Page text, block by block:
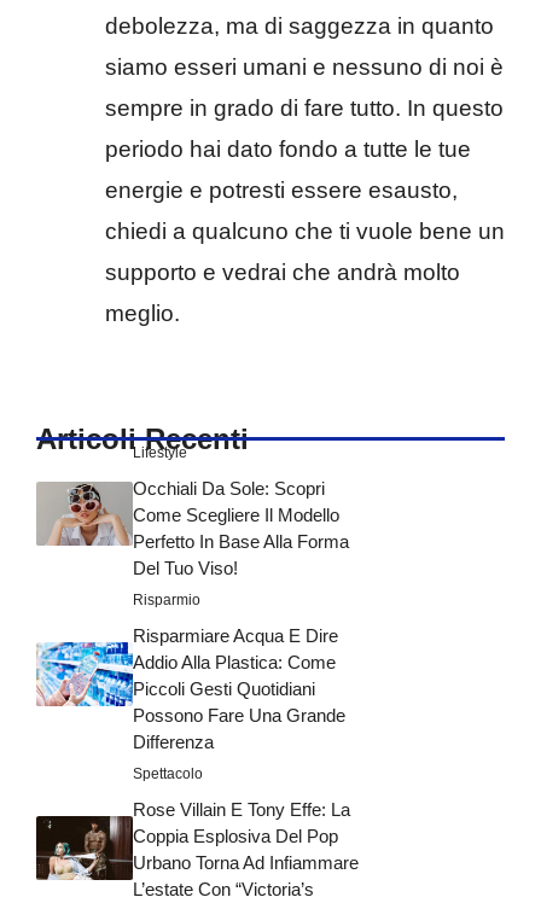
debolezza, ma di saggezza in quanto
siamo esseri umani e nessuno di noi è
sempre in grado di fare tutto. In questo
periodo hai dato fondo a tutte le tue
energie e potresti essere esausto,
chiedi a qualcuno che ti vuole bene un
supporto e vedrai che andrà molto
meglio.
Articoli Recenti
Lifestyle
Occhiali Da Sole: Scopri
Come Scegliere Il Modello
Perfetto In Base Alla Forma
Del Tuo Viso!
Risparmio
Risparmiare Acqua E Dire
Addio Alla Plastica: Come
Piccoli Gesti Quotidiani
Possono Fare Una Grande
Differenza
Spettacolo
Rose Villain E Tony Effe: La
Coppia Esplosiva Del Pop
Urbano Torna Ad Infiammare
L’estate Con “Victoria’s